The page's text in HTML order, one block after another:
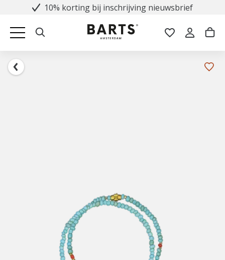
10% korting bij inschrijving nieuwsbrief